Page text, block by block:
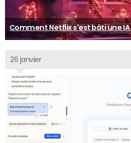
Comment Netflix s'est bâti une
26 janvier